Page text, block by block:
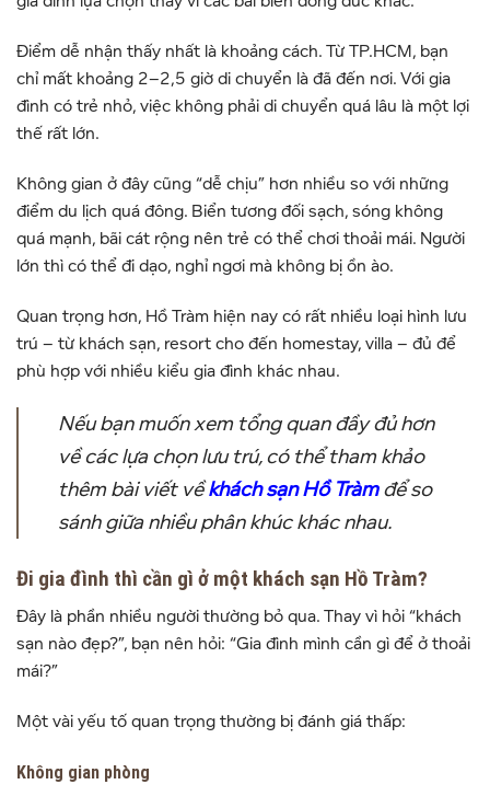
Điểm dễ nhận thấy nhất là khoảng cách. Từ TP.HCM, bạn
chỉ mất khoảng 2–2,5 giờ di chuyển là đã đến nơi. Với gia
đình có trẻ nhỏ, việc không phải di chuyển quá lâu là một lợi
thế rất lớn.
Không gian ở đây cũng “dễ chịu” hơn nhiều so với những
điểm du lịch quá đông. Biển tương đối sạch, sóng không
quá mạnh, bãi cát rộng nên trẻ có thể chơi thoải mái. Người
lớn thì có thể đi dạo, nghỉ ngơi mà không bị ồn ào.
Quan trọng hơn, Hồ Tràm hiện nay có rất nhiều loại hình lưu
trú – từ khách sạn, resort cho đến homestay, villa – đủ để
phù hợp với nhiều kiểu gia đình khác nhau.
Nếu bạn muốn xem tổng quan đầy đủ hơn
về các lựa chọn lưu trú, có thể tham khảo
thêm bài viết vềkhách sạn Hồ Tràmđể so
sánh giữa nhiều phân khúc khác nhau.
Đi gia đình thì cần gì ở một khách sạn Hồ Tràm?
Đây là phần nhiều người thường bỏ qua. Thay vì hỏi “khách
sạn nào đẹp?”, bạn nên hỏi: “Gia đình mình cần gì để ở thoải
mái?”
Một vài yếu tố quan trọng thường bị đánh giá thấp:
Không gian phòng